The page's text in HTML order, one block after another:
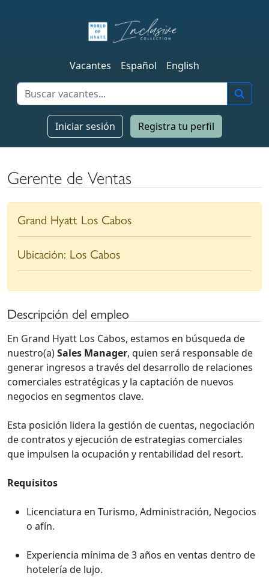
Vacantes Español English
Iniciar sesión Registra tu perfil
Gerente de Ventas
Grand Hyatt Los Cabos
Ubicación: Los Cabos
Descripción del empleo
En Grand Hyatt Los Cabos, estamos en búsqueda de
nuestro(a)Sales Manager, quien será responsable de
generar ingresos a través del desarrollo de relaciones
comerciales estratégicas y la captación de nuevos
negocios en segmentos clave.
Esta posición lidera la gestión de cuentas, negociación
de contratos y ejecución de estrategias comerciales
que impulsen la ocupación y rentabilidad del resort.
Requisitos
Licenciatura en Turismo, Administración, Negocios
o afín.
Experiencia mínima de 3 años en ventas dentro de
hotelería de lujo.